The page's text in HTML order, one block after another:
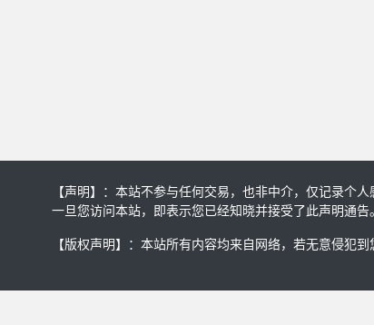
【声明】：本站不参与任何交易，也非中介，仅记录个
一旦您访问本站，即表示您已经知晓并接受了此声明通告
【版权声明】：本站所有内容均来自网络，若无意侵犯